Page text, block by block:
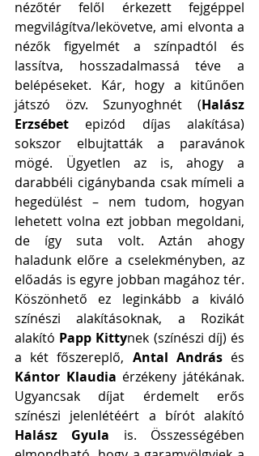
nézőtér felől érkezett fejgéppel
megvilágítva/lekövetve, ami elvonta a
nézők figyelmét a színpadtól és
lassítva, hosszadalmassá téve a
belépéseket. Kár, hogy a kitűnően
játszó özv. Szunyoghnét (Halász
Erzsébet epizód díjas alakítása)
sokszor elbujtatták a paravánok
mögé. Ügyetlen az is, ahogy a
darabbéli cigánybanda csak mímeli a
hegedülést – nem tudom, hogyan
lehetett volna ezt jobban megoldani,
de így suta volt. Aztán ahogy
haladunk előre a cselekményben, az
előadás is egyre jobban magához tér.
Köszönhető ez leginkább a kiváló
színészi alakításoknak, a Rozikát
alakító Papp Kittynek (színészi díj) és
a két főszereplő, Antal András
Kántor Klaudia érzékeny játékának.
Ugyancsak díjat érdemelt erős
Halász Gyula is. Összességében